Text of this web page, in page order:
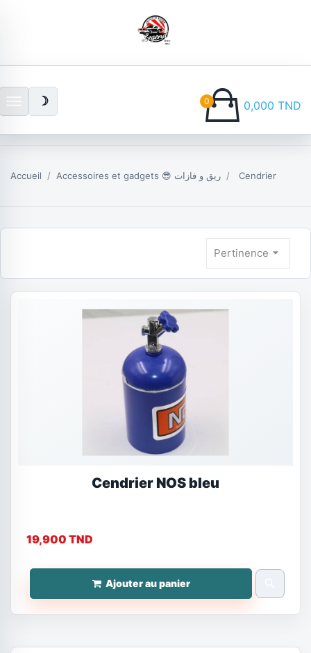
☽ 0,000 TND
0
Accueil Accessoires et gadgets 😎 ريق و فازات Cendrier
Pertinence arrow_drop_down
Cendrier NOS bleu
19,900 TND
Ajouter au panier